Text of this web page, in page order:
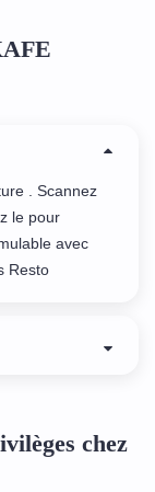
. Scannez
le pour
avec
Resto
chez